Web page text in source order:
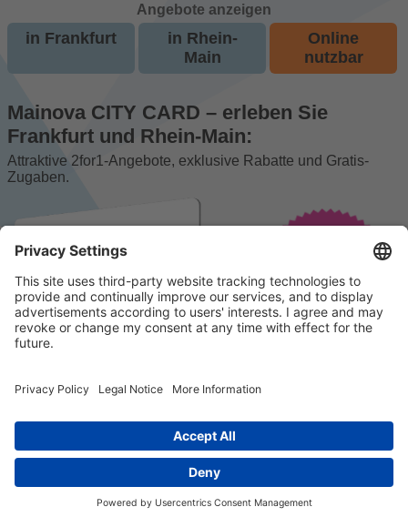
Angebote anzeigen
in Frankfurt
in Rhein-
Main
Online
nutzbar
Mainova CITY CARD – erleben Sie
Frankfurt und Rhein-Main:
Attraktive 2for1-Angebote, exklusive Rabatte und Gratis-
Zugaben.
© 2023 k/c/e Marketing GmbH –Impressum